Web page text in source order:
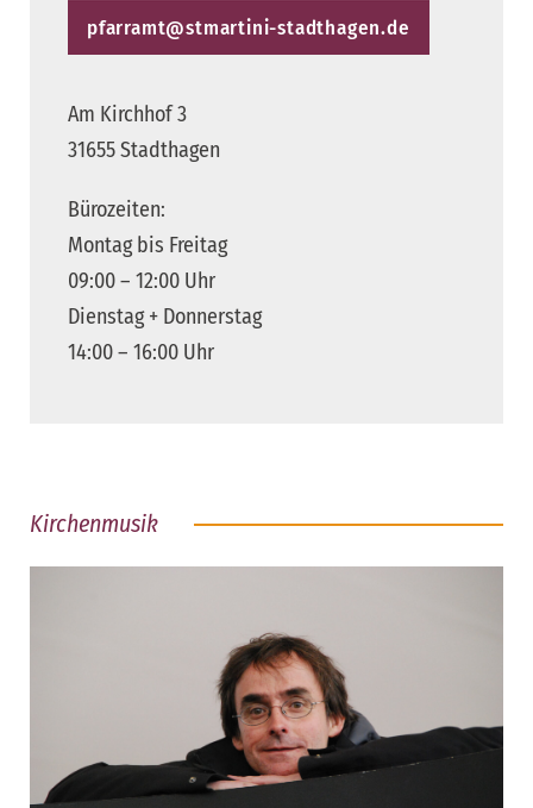
pfarramt@stmartini-stadthagen.de
Am Kirchhof 3
31655 Stadthagen
Bürozeiten:
Montag bis Freitag
09:00 – 12:00 Uhr
Dienstag + Donnerstag
14:00 – 16:00 Uhr
Kirchenmusik